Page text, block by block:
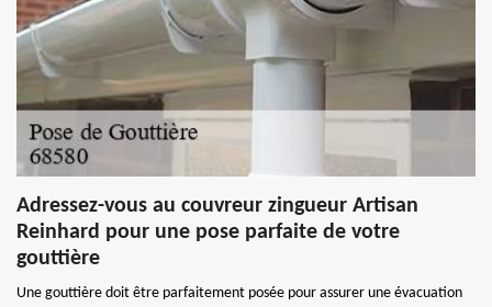
Adressez-vous au couvreur zingueur Artisan
Reinhard pour une pose parfaite de votre
gouttière
Une gouttière doit être parfaitement posée pour assurer une évacuation